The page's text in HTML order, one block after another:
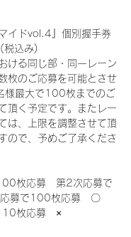
イドvol.4』個別握手券
込み)
ける同じ部・同一レーン
枚のご応募を可能とさせ
様最大で100枚までのご
頂く予定です。またレー
は、上限を調整させて頂
ので、予めご了承くださ
枚応募　第2次応募で
募で100枚応募　〇
枚応募　×